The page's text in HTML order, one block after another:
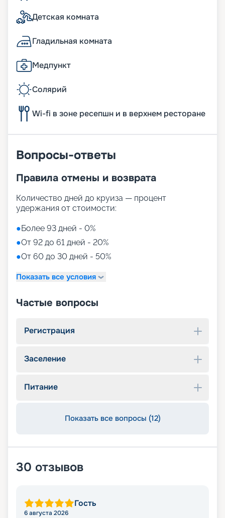
Детская комната
Гладильная комната
Медпункт
Солярий
Wi-fi в зоне ресепшн и в верхнем ресторане
Вопросы-ответы
Правила отмены и возврата
Количество дней до круиза — процент
удержания от стоимости:
●Более 93 дней - 0%
●От 92 до 61 дней - 20%
●От 60 до 30 дней - 50%
Показать все условия
Частые вопросы
Регистрация
Заселение
Питание
Показать все вопросы (12)
30 отзывов
Гость
6 августа 2026